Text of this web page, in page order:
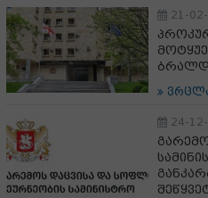
21-
24-